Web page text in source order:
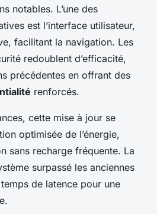
notables. L’une des
est l’interface utilisateur,
facilitant la navigation. Les
redoublent d’efficacité,
précédentes en offrant des
renforcés.
cette mise à jour se
optimisée de l’énergie,
sans recharge fréquente. La
surpassé les anciennes
de latence pour une